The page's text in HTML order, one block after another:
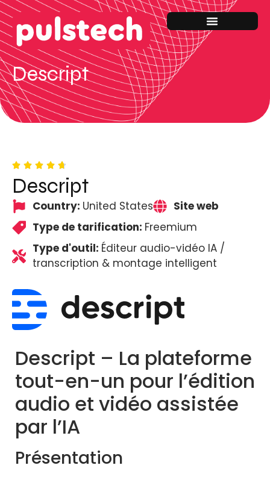
Descript
Descript
Country: United States
Site web
Type de tarification: Freemium
Type d'outil: Éditeur audio-vidéo IA /
transcription & montage intelligent
Descript – La plateforme
tout-en-un pour l’édition
audio et vidéo assistée
par l’IA
Présentation